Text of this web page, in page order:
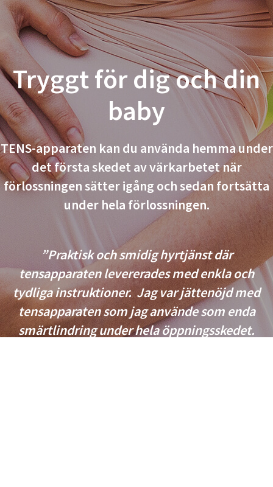
Tryggt för dig och din
baby
TENS-apparaten kan du använda hemma under
det första skedet av värkarbetet när
förlossningen sätter igång och sedan fortsätta
under hela förlossningen.
”Praktisk och smidig hyrtjänst där
tensapparaten levererades med enkla och
tydliga instruktioner. Jag var jättenöjd med
tensapparaten som jag använde som enda
smärtlindring under hela öppningsskedet.